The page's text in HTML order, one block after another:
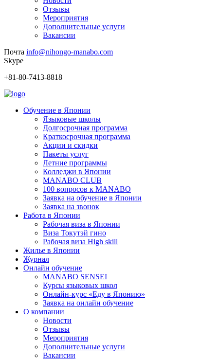
Отзывы
Мероприятия
Дополнительные услуги
Вакансии
Почта info@nihongo-manabo.com
Skype
+81-80-7413-8818
Обучение в Японии
Языковые школы
Долгосрочная программа
Краткосрочная программа
Акции и скидки
Пакеты услуг
Летние программы
Колледжи в Японии
MANABO CLUB
100 вопросов к MАNABO
Заявка на обучение в Японии
Заявка на звонок
Работа в Японии
Рабочая виза в Японии
Виза Токутэй гино
Рабочая виза High skill
Жилье в Японии
Журнал
Онлайн обучение
MANABO SENSEI
Курсы языковых школ
Онлайн-курс «Еду в Японию»
Заявка на онлайн обучение
О компании
Новости
Отзывы
Мероприятия
Дополнительные услуги
Вакансии